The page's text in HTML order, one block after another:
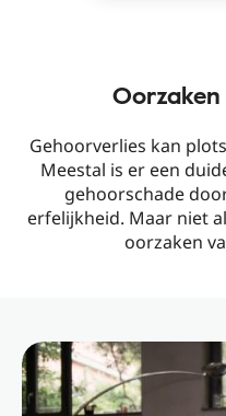
Gehoorverlies kan
Meestal is er een
gehoorschade
erfelijkheid. Maar niet
oorzaken